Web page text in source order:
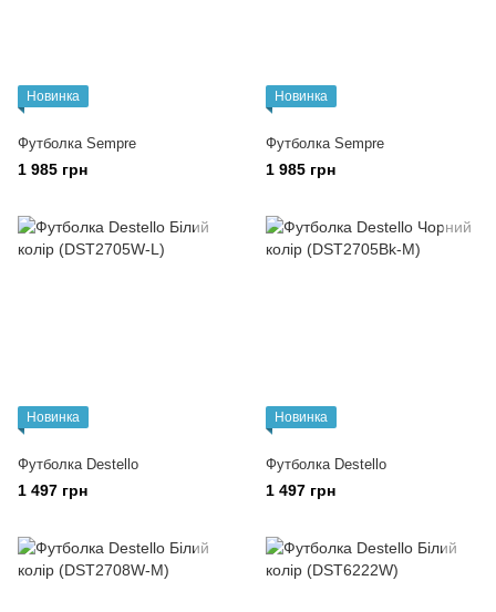
Новинка
Футболка Sempre
1 985 грн
Новинка
Футболка Sempre
1 985 грн
Новинка
Футболка Destello
1 497 грн
Новинка
Футболка Destello
1 497 грн